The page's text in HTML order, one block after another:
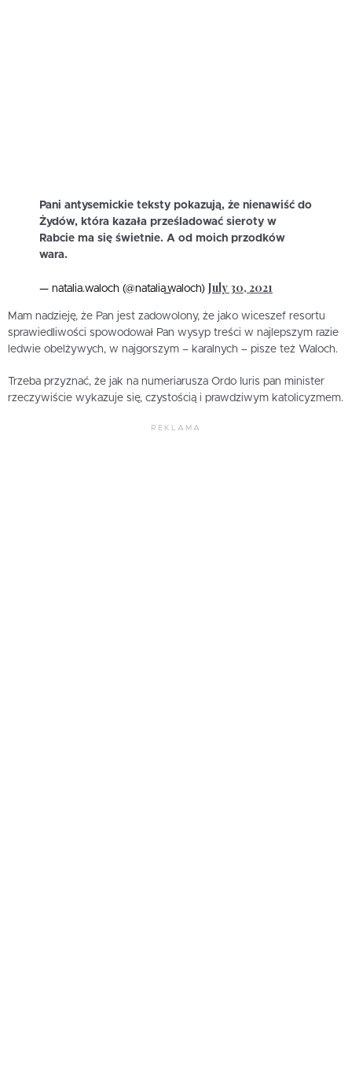
Pani antysemickie teksty pokazują, że nienawiść do
Żydów, która kazała prześladować sieroty w
Rabcie ma się świetnie. A od moich przodków
wara.
— natalia.waloch (@natalia_waloch) July 30, 2021
Mam nadzieję, że Pan jest zadowolony, że jako wiceszef resortu
sprawiedliwości spowodował Pan wysyp treści w najlepszym razie
ledwie obelżywych, w najgorszym – karalnych – pisze też Waloch.
Trzeba przyznać, że jak na numeriarusza Ordo Iuris pan minister
rzeczywiście wykazuje się, czystością i prawdziwym katolicyzmem.
REKLAMA